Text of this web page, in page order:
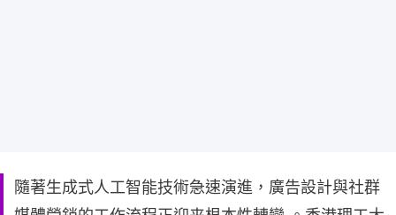
隨著生成式人工智能技術急速演進，廣告設計與社群